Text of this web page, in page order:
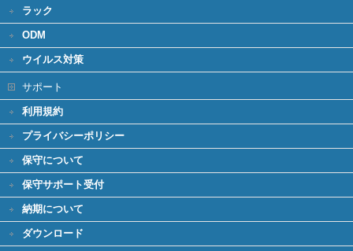
ラック
ODM
ウイルス対策
サポート
利用規約
プライバシーポリシー
保守について
保守サポート受付
納期について
ダウンロード